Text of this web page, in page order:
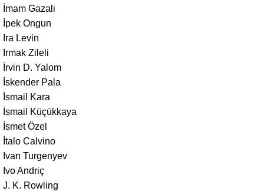
İmam Gazali
İpek Ongun
Ira Levin
Irmak Zileli
İrvin D. Yalom
İskender Pala
İsmail Kara
İsmail Küçükkaya
İsmet Özel
İtalo Calvino
Ivan Turgenyev
Ivo Andriç
J. K. Rowling